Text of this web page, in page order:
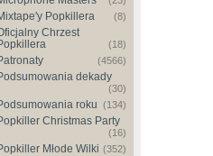
Popkillera (8)
Chrzest
(18)
(4566)
dekady
(30)
roku (134)
Christmas Party
(16)
Młode Wilki (352)